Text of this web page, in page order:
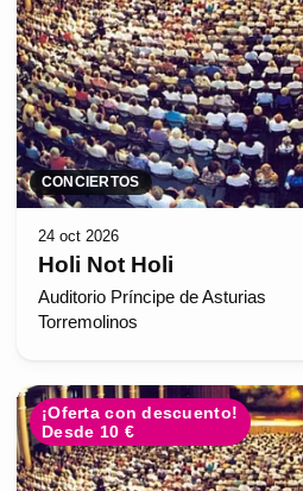
CONCIERTOS
24 oct 2026
Holi Not Holi
Auditorio Príncipe de Asturias
Torremolinos
¡Oferta con descuento!
Desde 10 €